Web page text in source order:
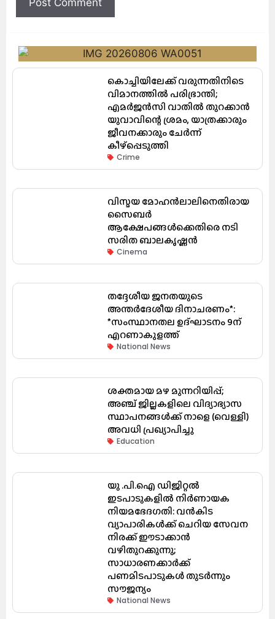
കൊച്ചിയിലേക്ക് വരുന്നതിനിടെ
വിമാനത്തിൽ പരിഭ്രാന്തി;
എമർജൻസി വാതിൽ തുറക്കാൻ
യുവാവിന്റെ ശ്രമം, യാത്രക്കാരും
ജീവനക്കാരും ചേർന്ന്
കീഴ്പ്പെടുത്തി
Crime
വിസ്മയ മോഹൻലാലിനെതിരായ
സൈബർ
ആക്ഷേപങ്ങൾക്കെതിരെ നടി
സരിത ബാലകൃഷ്ണൻ
Cinema
തദ്ദേശീയ ജനതയുടെ
അന്തർദേശീയ ദിനാചരണം*:
*സംസ്ഥാനതല ഉദ്ഘാടനം 9ന്
എറണാകുളത്ത്
National News
ശക്തമായ മഴ മുന്നറിയിപ്പ്;
അഞ്ച് ജില്ലകളിലെ വിദ്യാഭ്യാസ
സ്ഥാപനങ്ങൾക്ക് നാളെ (വെള്ളി)
അവധി പ്രഖ്യാപിച്ചു
Education
യു .പി.ഐ ഡിജിറ്റൽ
ഇടപാടുകളിൽ നിർണായക
നിയമഭേദഗതി: വൻകിട
വ്യാപാരികൾക്ക് ചെറിയ സേവന
നിരക്ക് ഈടാക്കാൻ
വഴിതുറക്കുന്നു;
സാധാരണക്കാർക്ക്
പണമിടപാടുകൾ തുടർന്നും
സൗജന്യം
National News